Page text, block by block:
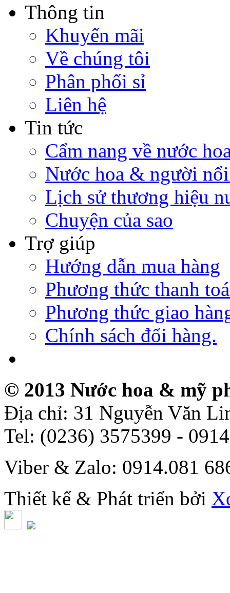
Thông tin
Khuyến mãi
Về chúng tôi
Phân phối sỉ
Liên hệ
Tin tức
Cẩm nang về nước
Nước hoa & người
Lịch sử thương hiệu
Chuyện của sao
Trợ giúp
Hướng dẫn mua hàng
Phương thức thanh
Phương thức giao
Chính sách đổi hàng.
© 2013 Nước hoa & mỹ
Địa chỉ: 31 Nguyễn Văn
Tel: (0236) 3575399 -
Viber & Zalo: 0914.081
Thiết kế & Phát triển bởi